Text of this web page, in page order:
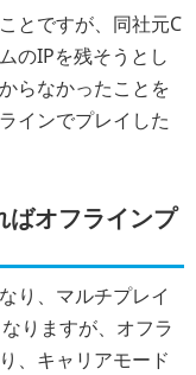
とですが、同社元C
のIPを残そうとし
らなかったことを
インでプレイした
ばオフラインプ
り、マルチプレイ
りますが、オフラ
、キャリアモード